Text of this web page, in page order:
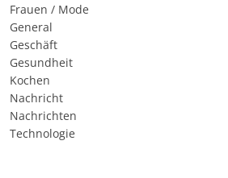
Frauen / Mode
General
Geschäft
Gesundheit
Kochen
Nachricht
Nachrichten
Technologie